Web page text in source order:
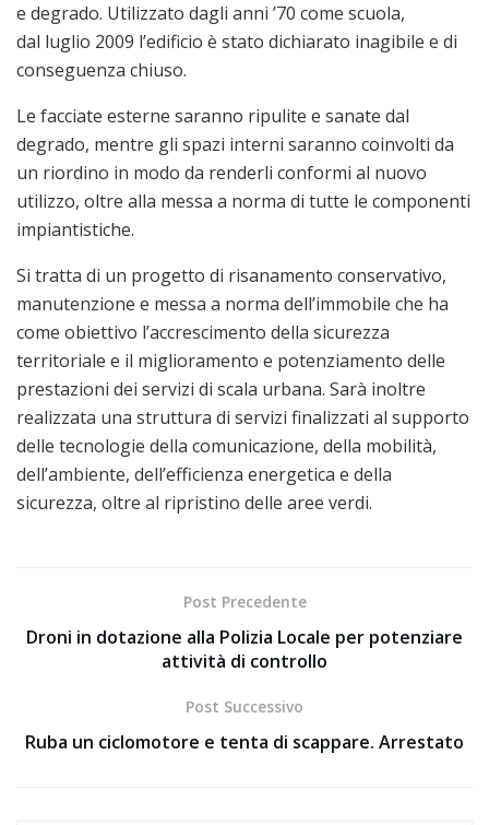
e degrado. Utilizzato dagli anni ’70 come scuola,
dal luglio 2009 l’edificio è stato dichiarato inagibile e di
conseguenza chiuso.
Le facciate esterne saranno ripulite e sanate dal
degrado, mentre gli spazi interni saranno coinvolti da
un riordino in modo da renderli conformi al nuovo
utilizzo, oltre alla messa a norma di tutte le componenti
impiantistiche.
Si tratta di un progetto di risanamento conservativo,
manutenzione e messa a norma dell’immobile che ha
come obiettivo l’accrescimento della sicurezza
territoriale e il miglioramento e potenziamento delle
prestazioni dei servizi di scala urbana. Sarà inoltre
realizzata una struttura di servizi finalizzati al supporto
delle tecnologie della comunicazione, della mobilità,
dell’ambiente, dell’efficienza energetica e della
sicurezza, oltre al ripristino delle aree verdi.
Post Precedente
Droni in dotazione alla Polizia Locale per potenziare
attività di controllo
Post Successivo
Ruba un ciclomotore e tenta di scappare. Arrestato